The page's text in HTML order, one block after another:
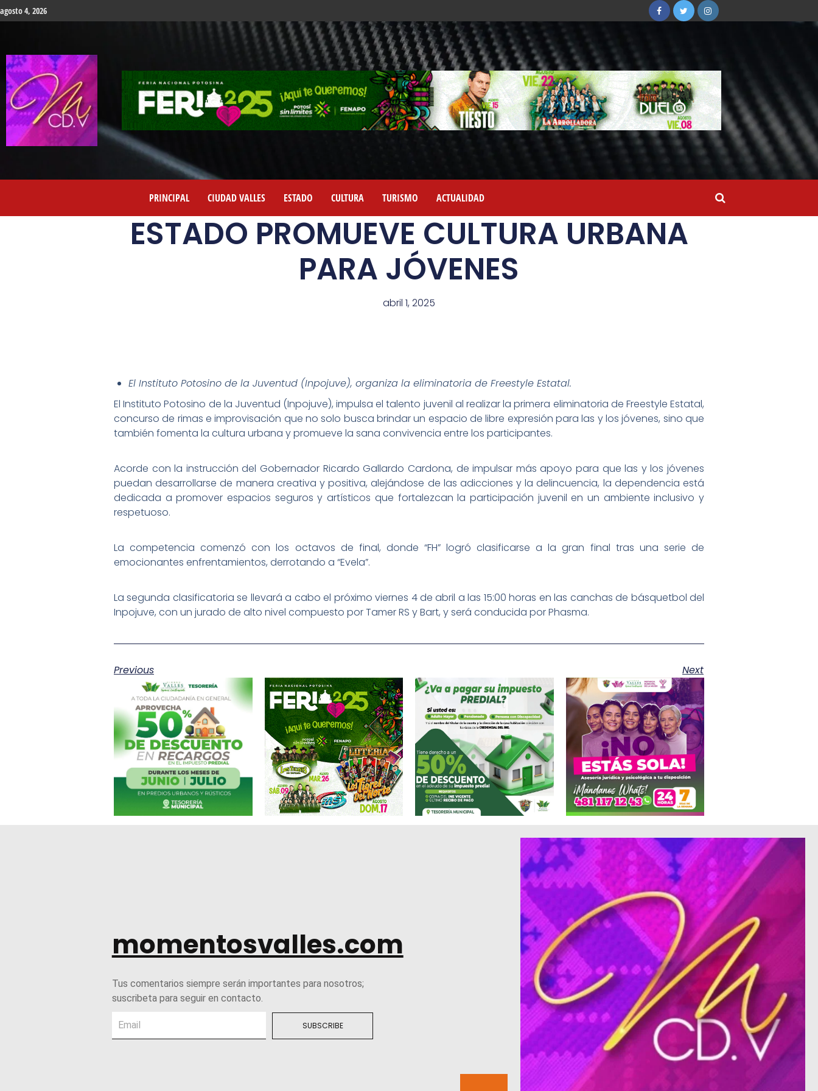
agosto 4, 2026
PRINCIPAL CIUDAD VALLES ESTADO CULTURA TURISMO ACTUALIDAD
ESTADO PROMUEVE CULTURA URBANA
PARA JÓVENES
abril 1, 2025
El Instituto Potosino de la Juventud (Inpojuve), organiza la eliminatoria de Freestyle Estatal.
El Instituto Potosino de la Juventud (Inpojuve), impulsa el talento juvenil al realizar la primera eliminatoria de Freestyle Estatal,
concurso de rimas e improvisación que no solo busca brindar un espacio de libre expresión para las y los jóvenes, sino que
también fomenta la cultura urbana y promueve la sana convivencia entre los participantes.
Acorde con la instrucción del Gobernador Ricardo Gallardo Cardona, de impulsar más apoyo para que las y los jóvenes
puedan desarrollarse de manera creativa y positiva, alejándose de las adicciones y la delincuencia, la dependencia está
dedicada a promover espacios seguros y artísticos que fortalezcan la participación juvenil en un ambiente inclusivo y
respetuoso.
La competencia comenzó con los octavos de final, donde “FH” logró clasificarse a la gran final tras una serie de
emocionantes enfrentamientos, derrotando a “Evela”.
La segunda clasificatoria se llevará a cabo el próximo viernes 4 de abril a las 15:00 horas en las canchas de básquetbol del
Inpojuve, con un jurado de alto nivel compuesto por Tamer RS y Bart, y será conducida por Phasma.
Previous Next
momentosvalles.com
Tus comentarios siempre serán importantes para nosotros;
suscribeta para seguir en contacto.
SUBSCRIBE